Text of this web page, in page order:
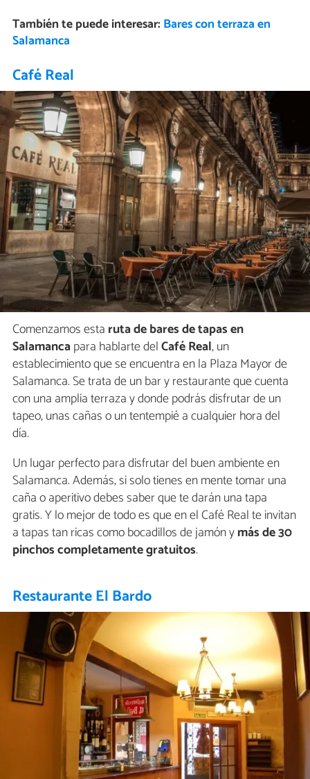
También te puede interesar: Bares con terraza en
Salamanca
Café Real
Comenzamos esta ruta de bares de tapas en
Salamancapara hablarte delCafé Real, un
establecimiento que se encuentra en la Plaza Mayor de
Salamanca. Se trata de un bar y restaurante que cuenta
con una amplia terraza y donde podrás disfrutar de un
tapeo, unas cañas o un tentempié a cualquier hora del
día.
Un lugar perfecto para disfrutar del buen ambiente en
Salamanca. Además, si solo tienes en mente tomar una
caña o aperitivo debes saber que te darán una tapa
gratis. Y lo mejor de todo es que en el Café Real te invitan
a tapas tan ricas como bocadillos de jamón ymás de 30
pinchos completamente gratuitos.
Restaurante El Bardo